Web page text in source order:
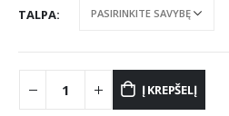
TALPA
Į KREPŠELĮ